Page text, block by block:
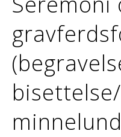
BEGRAVELSE
MUSIKK OG KULTUR
NESPOSTEN
OM OSS